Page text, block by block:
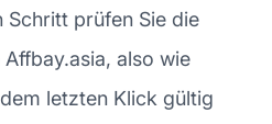
Schritt prüfen Sie die
also wie
letzten Klick gültig